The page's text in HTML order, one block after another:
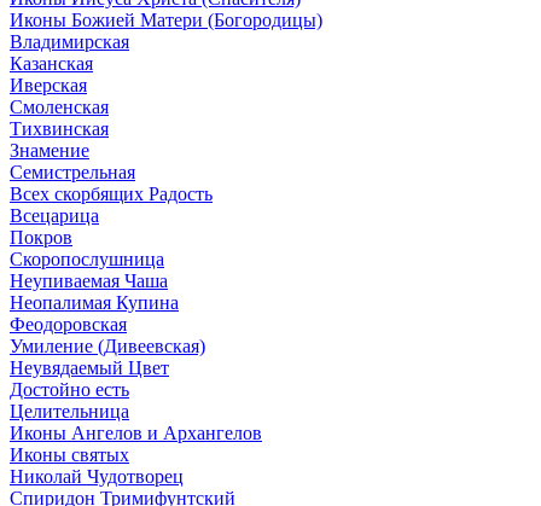
Иконы Божией Матери (Богородицы)
Владимирская
Казанская
Иверская
Смоленская
Тихвинская
Знамение
Семистрельная
Всех скорбящих Радость
Всецарица
Покров
Скоропослушница
Неупиваемая Чаша
Неопалимая Купина
Феодоровская
Умиление (Дивеевская)
Неувядаемый Цвет
Достойно есть
Целительница
Иконы Ангелов и Архангелов
Иконы святых
Николай Чудотворец
Спиридон Тримифунтский